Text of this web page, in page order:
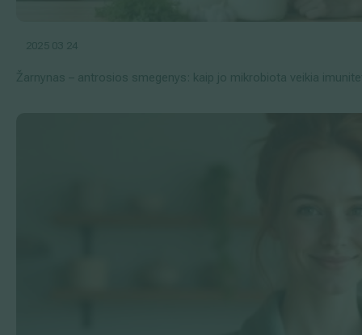
2025 03 24
Žarnynas – antrosios smegenys: kaip jo mikrobiota veikia